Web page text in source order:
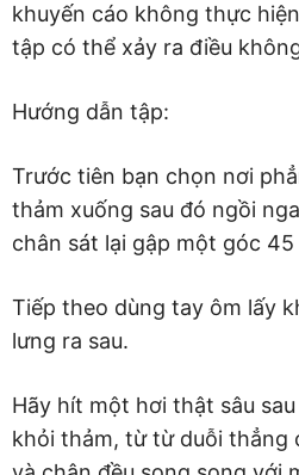
khuyến cáo không thực
tập có thể xảy ra điều
Hướng dẫn tập:
Trước tiên bạn chọn nơi
thảm xuống sau đó ngồi
chân sát lại gập một góc 45
Tiếp theo dùng tay ôm lấy
lưng ra sau.
Hãy hít một hơi thật sâu
khỏi thảm, từ từ duỗi thẳng